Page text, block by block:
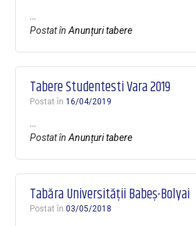
Postat înAnunțuri tabere
Tabere Studentesti Vara 2019
Postat în 16/04/2019
Postat înAnunțuri tabere
Tabăra Universității Babeș-Bolyai
Postat în03/05/2018